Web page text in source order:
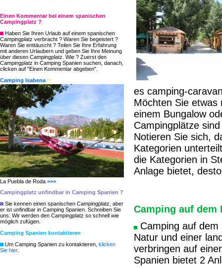
Einen Kommentar bei einem spanischen
Campingplatz ?
Haben Sie Ihren Urlaub auf einem spanischen
Campingplatz verbracht ? Waren Sie begeistert ?
Waren Sie enttäuscht ? Teilen Sie Ihre Erfahrung
mit anderen Urlaubern und geben Sie Ihre Meinung
über diesen Campingplatz. Wie ? Zuerst den
Campingplatz in Camping Spanien suchen, danach,
clicken auf "Einen Kommentar abgeben".
Camping Isabena**
La Puebla de Roda >>>
Campingplatz unfindbar in Camping Spanien ?
Sie kennen einen spanischen Campingplatz, aber
er ist unfindbar in Camping Spanien. Schreiben Sie
uns. Wir werden den Campingplatz so schnell wie
möglich zufügen.
Camping Spanien kontaktieren
Um Camping Spanien zu kontaktieren, klicken
Sie hier.
es camping-
Möchten Sie etwas
einem Bungalow
Campingplätze
Notieren Sie sich,
Kategorien
die Kategorien in
Anlage bietet,
Camping auf dem
Camping auf
Natur und einer
verbringen auf
Spanien bietet 2